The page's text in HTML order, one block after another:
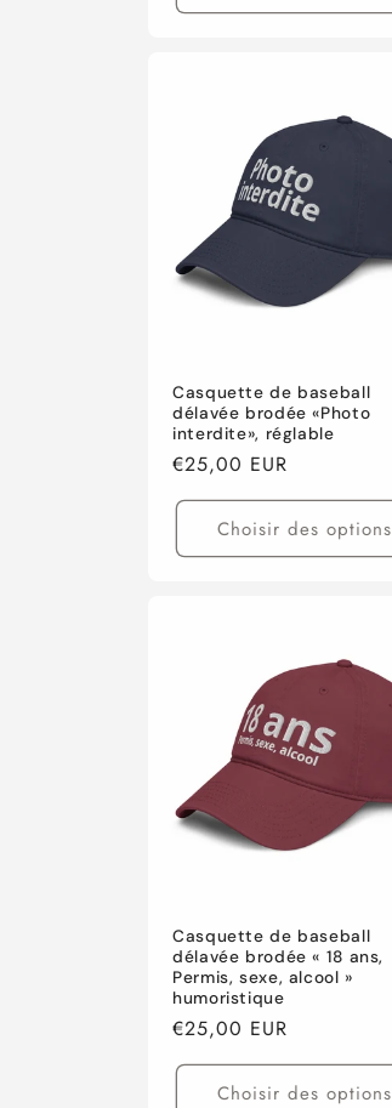
Casquette de baseball
délavée brodée «Photo
interdite», réglable
Prix
habituel
€25,00 EUR
Choisir des options
Casquette de baseball
délavée brodée « 18 ans,
Permis, sexe, alcool »
humoristique
Prix
habituel
€25,00 EUR
Choisir des options